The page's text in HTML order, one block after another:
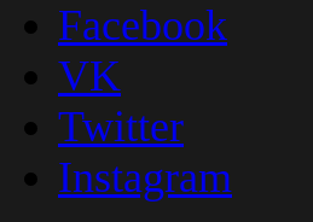
Facebook
VK
Twitter
Instagram